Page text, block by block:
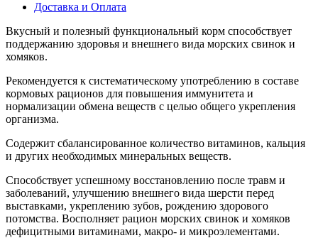
Доставка и Оплата
Вкусный и полезный функциональный корм способствует
поддержанию здоровья и внешнего вида морских свинок и
хомяков.
Рекомендуется к систематическому употреблению в составе
кормовых рационов для повышения иммунитета и
нормализации обмена веществ с целью общего укрепления
организма.
Содержит сбалансированное количество витаминов, кальция
и других необходимых минеральных веществ.
Способствует успешному восстановлению после травм и
заболеваний, улучшению внешнего вида шерсти перед
выставками, укреплению зубов, рождению здорового
потомства. Восполняет рацион морских свинок и хомяков
дефицитными витаминами, макро- и микроэлементами.